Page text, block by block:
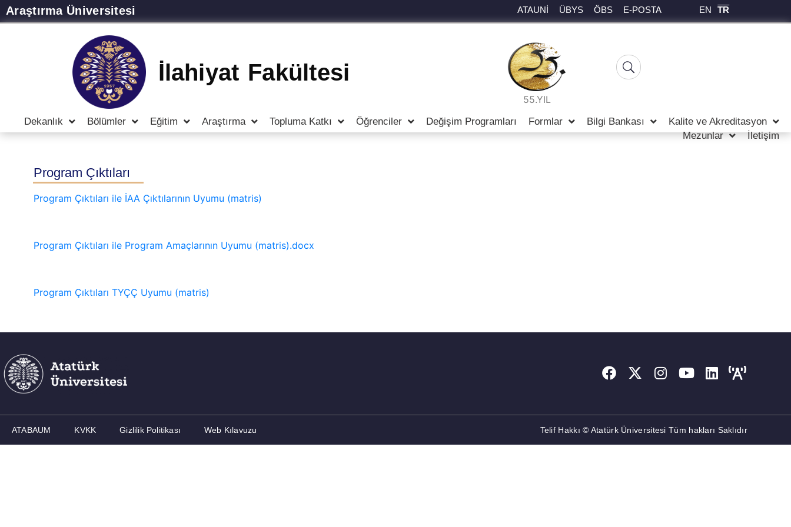
Araştırma Üniversitesi ATAUNİ ÜBYS ÖBS E-POSTA EN TR
İlahiyat Fakültesi
55.YIL
Dekanlık Bölümler Eğitim Araştırma Topluma Katkı Öğrenciler Değişim Programları Formlar Bilgi Bankası
Kalite ve Akreditasyon
Mezunlar
İletişim
Program Çıktıları
Program Çıktıları ile İAA Çıktılarının Uyumu (matris)
Program Çıktıları ile Program Amaçlarının Uyumu (matris).docx
Program Çıktıları TYÇÇ Uyumu (matris)
ATABAUM KVKK Gizlilik Politikası Web Kılavuzu Telif Hakkı © Atatürk Üniversitesi Tüm hakları Saklıdır